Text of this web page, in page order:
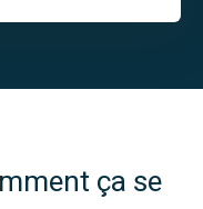
ça se